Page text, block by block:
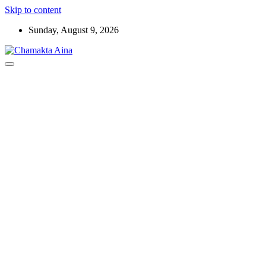
Skip to content
Sunday, August 9, 2026